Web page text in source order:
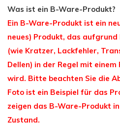
Was ist ein B-Ware-Produkt?
Ein B-Ware-Produkt ist ein
neues) Produkt, das
(wie Kratzer, Lackfehler,
Dellen) in der Regel mit
wird. Bitte beachten Sie die
Foto ist ein Beispiel für das
zeigen das B-Ware-Produkt
Zustand.